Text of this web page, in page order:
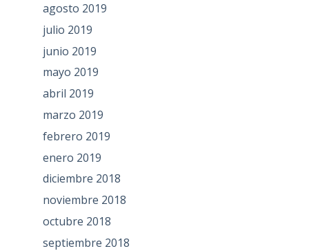
agosto 2019
julio 2019
junio 2019
mayo 2019
abril 2019
marzo 2019
febrero 2019
enero 2019
diciembre 2018
noviembre 2018
octubre 2018
septiembre 2018